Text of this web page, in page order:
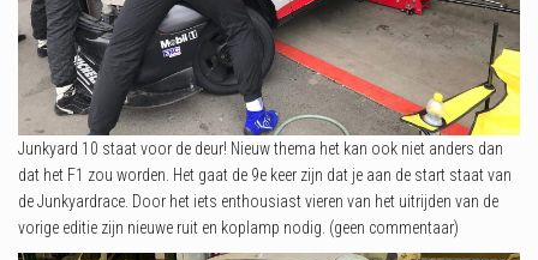
Junkyard 10 staat voor de deur! Nieuw thema het kan ook niet anders dan
dat het F1 zou worden. Het gaat de 9e keer zijn dat je aan de start staat van
de Junkyardrace. Door het iets enthousiast vieren van het uitrijden van de
vorige editie zijn nieuwe ruit en koplamp nodig. (geen commentaar)